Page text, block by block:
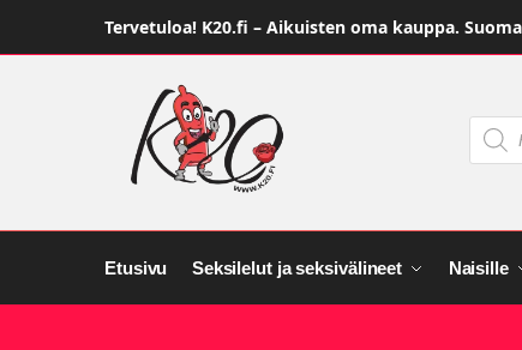
Tervetuloa! K20.fi – Aikuisten oma kauppa.
Etusivu Seksilelut ja seksivälineet Naisille